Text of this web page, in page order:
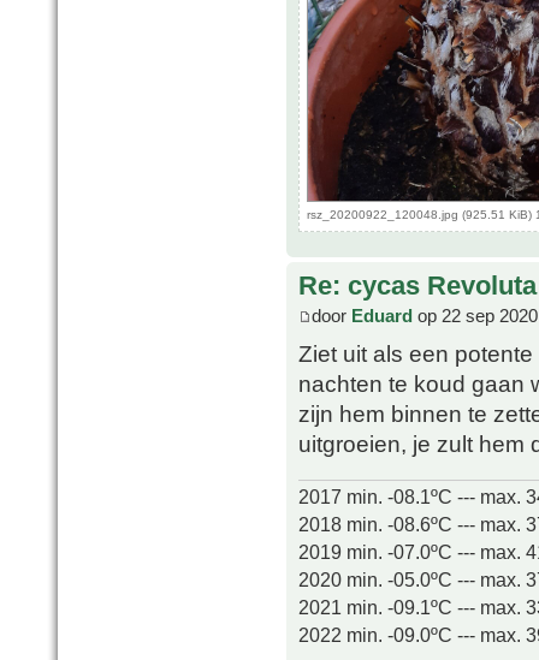
rsz_20200922_120048.jpg (925.51 KiB)
Re: cycas Revoluta
door Eduard op 22 sep
Ziet uit als een
nachten te koud gaan
zijn hem binnen te
uitgroeien, je zult hem
2017 min. -08.1ºC --- max.
2018 min. -08.6ºC --- max.
2019 min. -07.0ºC --- max.
2020 min. -05.0ºC --- max.
2021 min. -09.1ºC --- max.
2022 min. -09.0ºC --- max.